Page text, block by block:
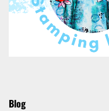
Blog